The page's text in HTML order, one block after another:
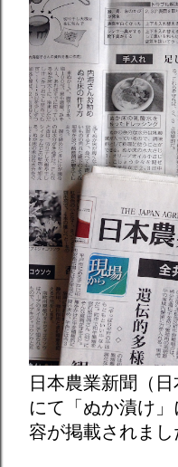
日本農業新聞（
にて「ぬか漬け
容が掲載されまし